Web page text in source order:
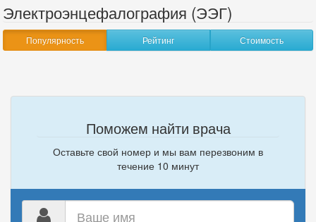
Электроэнцефалография (ЭЭГ)
Популярность Рейтинг Стоимость
Поможем найти врача
Оставьте свой номер и мы вам перезвоним в
течение 10 минут